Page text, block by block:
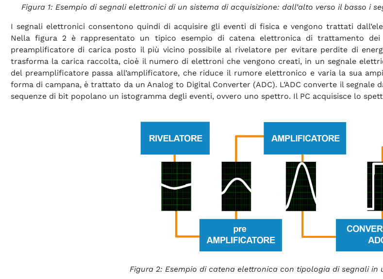
Figura 1: Esempio di segnali elettronici di un sistema di acquisizione: dall’alto verso il basso i
I segnali elettronici consentono quindi di acquisire gli eventi di fisica e vengono trattati
Nella figura 2 è rappresentato un tipico esempio di catena elettronica di trattamento
preamplificatore di carica posto il più vicino possibile al rivelatore per evitare perdite di
trasforma la carica raccolta, cioè il numero di elettroni che vengono creati, in un segnale
del preamplificatore passa all’amplificatore, che riduce il rumore elettronico e varia la sua
forma di campana, è trattato da un Analog to Digital Converter (ADC). L’ADC converte il
sequenze di bit popolano un istogramma degli eventi, ovvero uno spettro. Il PC acquisisce lo
Figura 2: Esempio di catena elettronica con tipologia di segnali